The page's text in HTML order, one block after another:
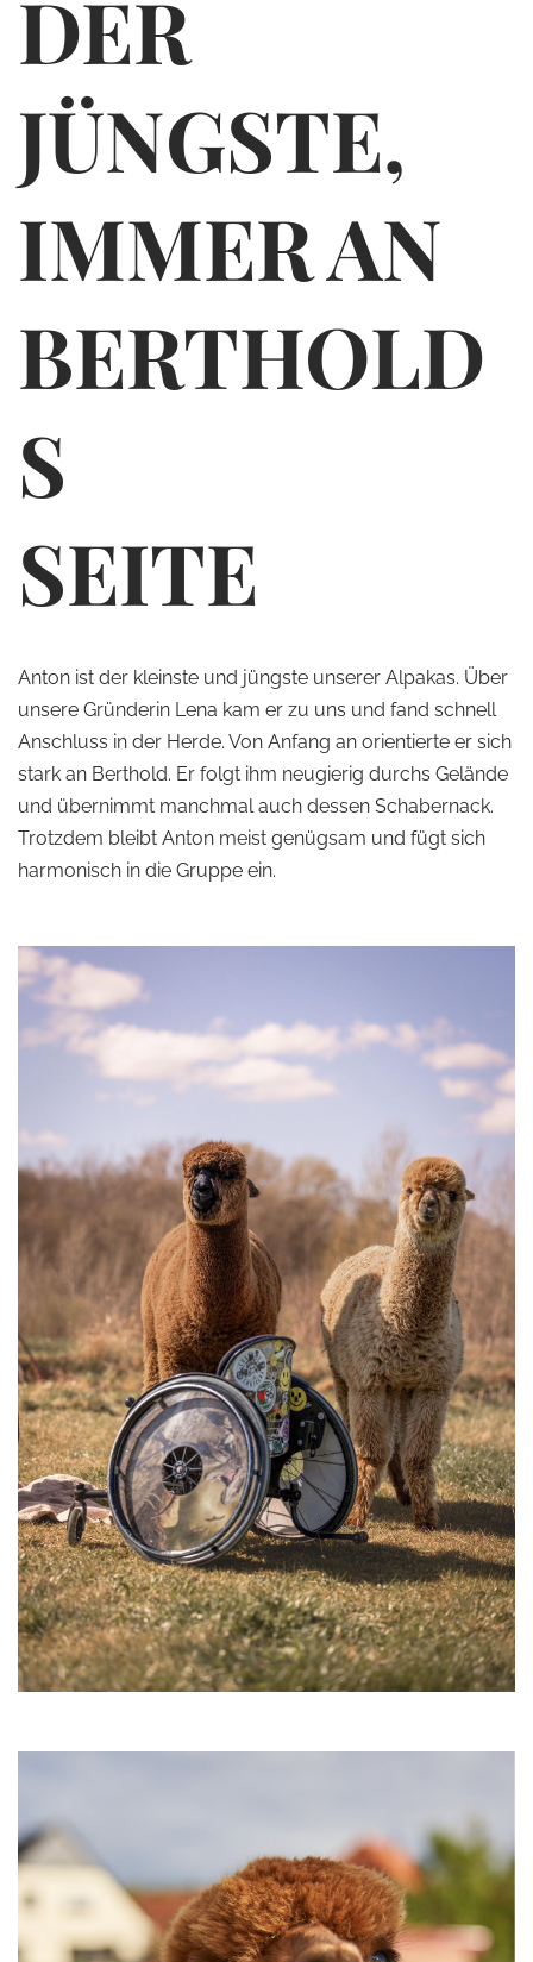
DER
JÜNGSTE,
IMMER AN
BERTHOLD
S
SEITE
Anton ist der kleinste und jüngste unserer Alpakas. Über
unsere Gründerin Lena kam er zu uns und fand schnell
Anschluss in der Herde. Von Anfang an orientierte er sich
stark an Berthold. Er folgt ihm neugierig durchs Gelände
und übernimmt manchmal auch dessen Schabernack.
Trotzdem bleibt Anton meist genügsam und fügt sich
harmonisch in die Gruppe ein.